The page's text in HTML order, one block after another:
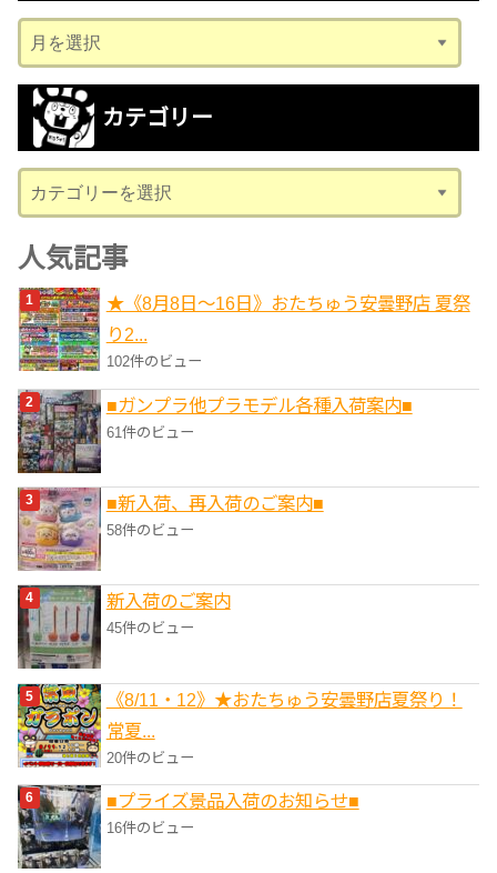
ー
カ
ブ
カテゴリー
テ
ゴ
リ
ー
人気記事
★《8月8日～16日》おたちゅう安曇野店 夏祭
り2...
102件のビュー
■ガンプラ他プラモデル各種入荷案内■
61件のビュー
■新入荷、再入荷のご案内■
58件のビュー
新入荷のご案内
45件のビュー
《8/11・12》★おたちゅう安曇野店夏祭り！
常夏...
20件のビュー
■プライズ景品入荷のお知らせ■
16件のビュー